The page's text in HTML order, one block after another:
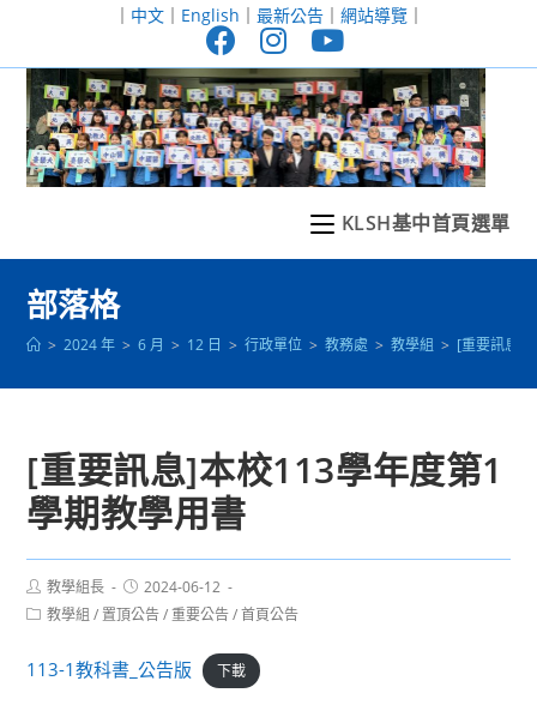
至
｜ 中文｜ English ｜ 最新公告｜ 網站導覽｜
KLSH基中首頁選單
部落格
> 2024 年 > 6 月 > 12 日 > 行政單位 > 教務處 > 教學組 > [重要訊息]
[重要訊息]本校113學年度第1
學期教學用書
Post
author:
教學組長
Post
published:
2024-06-12
Post教學組 / 置頂公告 / 重要公告 / 首頁公告
113-1教科書_公告版 下載